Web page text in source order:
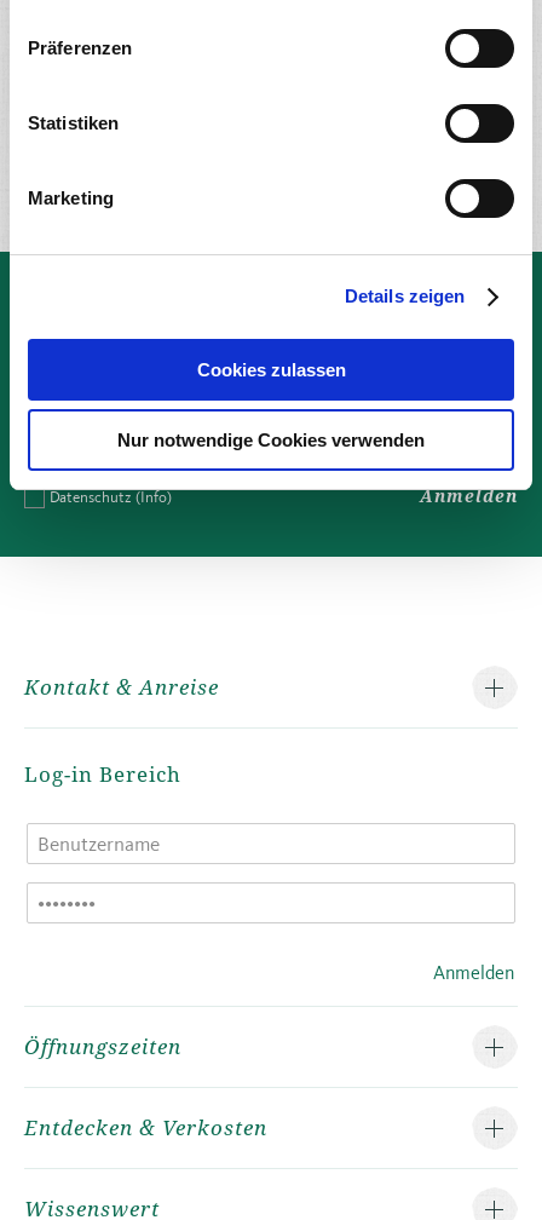
Präferenzen
Statistiken
Marketing
Details zeigen
Cookies zulassen
Nur notwendige Cookies verwenden
Garantiert geschmackvoll: Naturkäserei-News für Dein
Datenschutz (Info) Anmelden
Kontakt & Anreise
Log-in Bereich
Anmelden
Öffnungszeiten
Entdecken & Verkosten
Wissenswert